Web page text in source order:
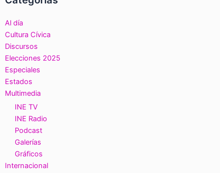
Al día
Cultura Cívica
Discursos
Elecciones 2025
Especiales
Estados
Multimedia
INE TV
INE Radio
Podcast
Galerías
Gráficos
Internacional